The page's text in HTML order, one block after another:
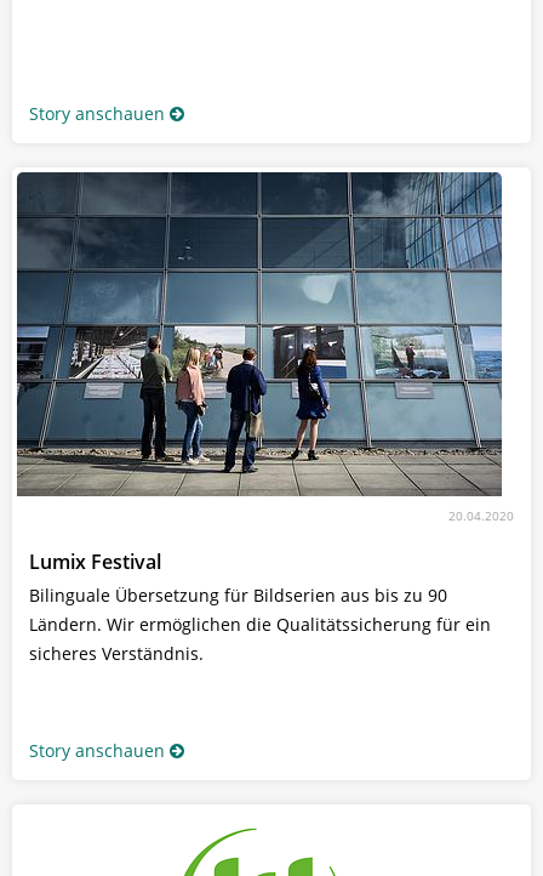
Story anschauen
20.04.2020
Lumix Festival
Bilinguale Übersetzung für Bildserien aus bis zu 90
Ländern. Wir ermöglichen die Qualitätssicherung für ein
sicheres Verständnis.
Story anschauen